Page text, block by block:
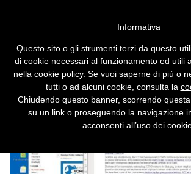
usano gli esperti di
Tails viene utilizzato da esperti
quali Edward Snowden e Bruce
Vai alla versione
Informativa
Questo sito o gli strumenti terzi da questo
di cookie necessari al funzionamento ed utili
nella cookie policy. Se vuoi saperne di più o
tutti o ad alcuni cookie, consulta la
Chiudendo questo banner, scorrendo
su un link o proseguendo la navigazione
acconsenti all’uso dei